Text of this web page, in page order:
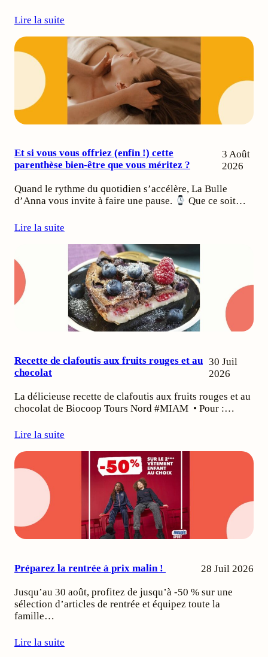
Lire la suite
Et si vous vous offriez (enfin !) cette
parenthèse bien-être que vous méritez ?
3 Août
2026
Quand le rythme du quotidien s’accélère, La Bulle
d’Anna vous invite à faire une pause.
Que ce soit…
Lire la suite
Recette de clafoutis aux fruits rouges et au
chocolat
30 Juil
2026
La délicieuse recette de clafoutis aux fruits rouges et au
chocolat de Biocoop Tours Nord #MIAM • Pour :…
Lire la suite
Préparez la rentrée à prix malin ! 28 Juil 2026
Jusqu’au 30 août, profitez de jusqu’à -50 % sur une
sélection d’articles de rentrée et équipez toute la
famille…
Lire la suite